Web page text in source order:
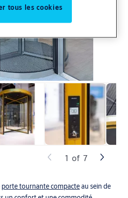
porte tournante compacteau sein de
1 of 7
tous les cookies